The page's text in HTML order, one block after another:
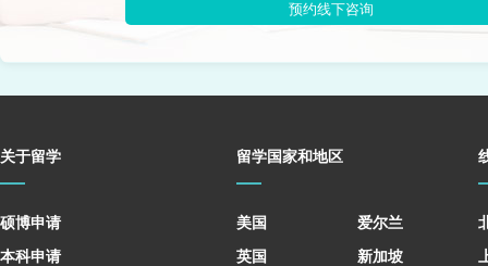
预约线下咨询
关于留学
硕博申请
本科申请
留学国家和地区
美国
英国
爱尔兰
新加坡